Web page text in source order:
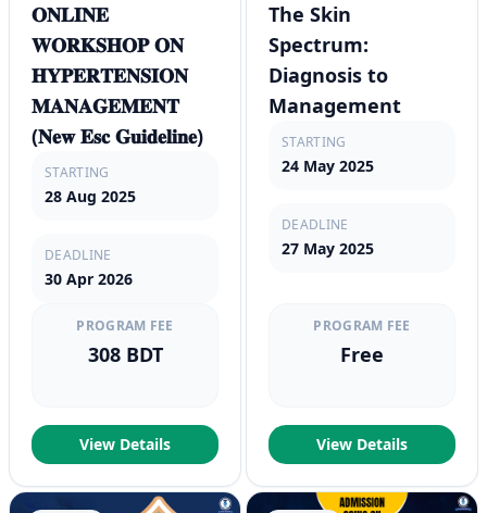
𝐎𝐍𝐋𝐈𝐍𝐄
𝐖𝐎𝐑𝐊𝐒𝐇𝐎𝐏 𝐎𝐍
𝐇𝐘𝐏𝐄𝐑𝐓𝐄𝐍𝐒𝐈𝐎𝐍
𝐌𝐀𝐍𝐀𝐆𝐄𝐌𝐄𝐍𝐓
(𝐍𝐞𝐰 𝐄𝐬𝐜 𝐆𝐮𝐢𝐝𝐞𝐥𝐢𝐧𝐞)
STARTING
28 Aug 2025
DEADLINE
30 Apr 2026
PROGRAM FEE
308 BDT
View Details
The Skin
Spectrum:
Diagnosis to
Management
STARTING
24 May 2025
DEADLINE
27 May 2025
PROGRAM FEE
Free
View Details